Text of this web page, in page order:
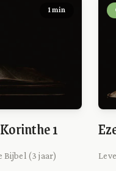
1 min
1
Bijbel (3 jaar)